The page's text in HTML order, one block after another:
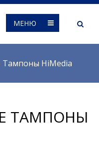
МЕНЮ
Тампоны HiMedia
ТАМПОНЫ